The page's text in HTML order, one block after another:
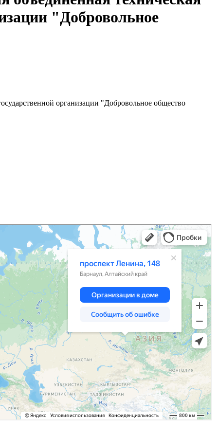
"Добровольное
организации "Добровольное общество